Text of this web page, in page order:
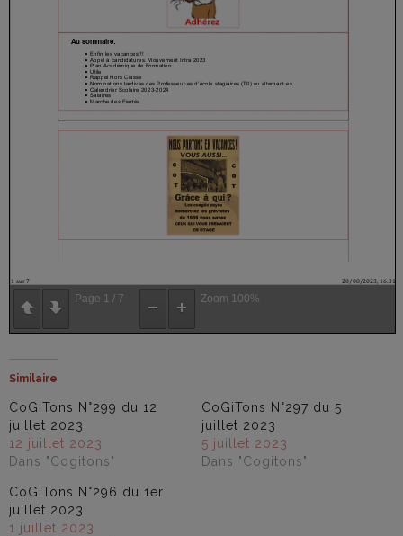
Page 1 / 7 Zoom 100%
Similaire
CoGiTons N°299 du 12
juillet 2023
12 juillet 2023
Dans "Cogitons"
CoGiTons N°297 du 5
juillet 2023
5 juillet 2023
Dans "Cogitons"
CoGiTons N°296 du 1er
juillet 2023
1 juillet 2023